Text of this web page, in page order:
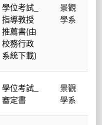
學位考試_
指導教授
推薦書(由
校務行政
系統下載)
景觀
學系
學位考試_
審定書
景觀
學系